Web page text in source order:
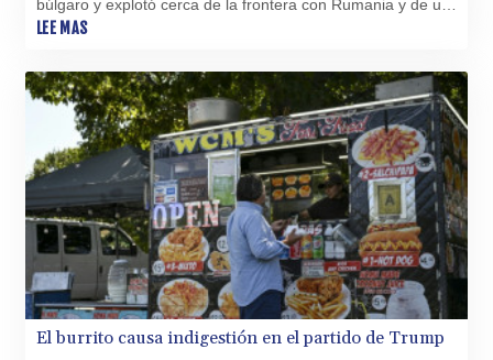
MNT 4159.0218
MUR 54.419742
MVR 17.862733
MWK
1998.775164
MXN 19.812061
MYR 4.728715
MZN 73.882892
NAD 18.726567
NGN
1577.963717
NIO 42.419473
búlgaro y explotó cerca de la frontera con Rumania y de un
gasoducto transbalcánico, sin causar víctimas, anunció el
LEE MAS
El burrito causa indigestión en el partido de Trump